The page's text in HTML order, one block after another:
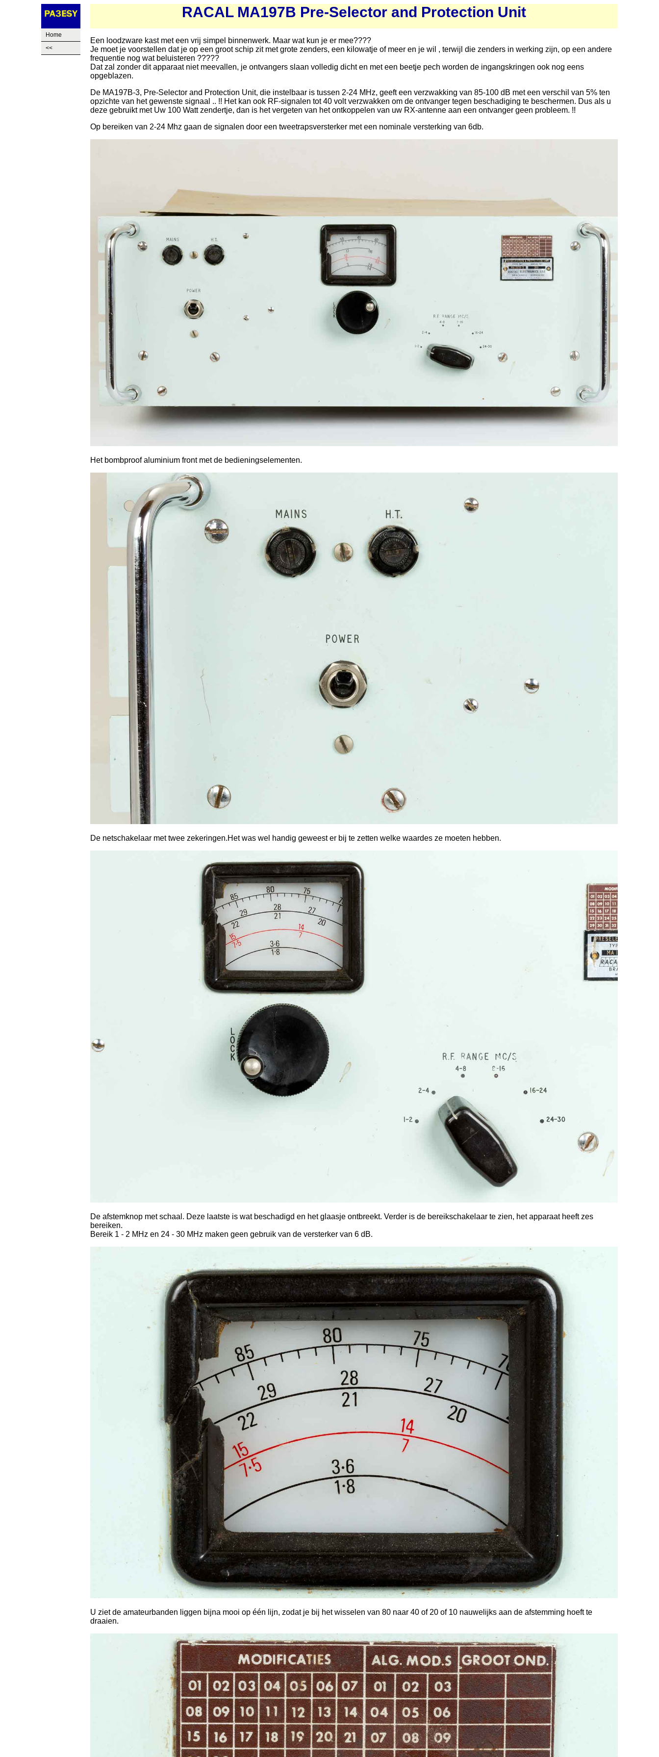
RACAL MA197B Pre-Selector and Protection Unit
Home
<<
Een loodzware kast met een vrij simpel binnenwerk. Maar wat kun je er mee????
Je moet je voorstellen dat je op een groot schip zit met grote zenders, een kilowatje of meer en je wil , terwijl die zenders in werking zijn, op een andere
frequentie nog wat beluisteren ?????
Dat zal zonder dit apparaat niet meevallen, je ontvangers slaan volledig dicht en met een beetje pech worden de ingangskringen ook nog eens
opgeblazen.
De MA197B-3, Pre-Selector and Protection Unit, die instelbaar is tussen 2-24 MHz, geeft een verzwakking van 85-100 dB met een verschil van 5% ten
opzichte van het gewenste signaal .. !! Het kan ook RF-signalen tot 40 volt verzwakken om de ontvanger tegen beschadiging te beschermen. Dus als u
deze gebruikt met Uw 100 Watt zendertje, dan is het vergeten van het ontkoppelen van uw RX-antenne aan een ontvanger geen probleem. !!
Op bereiken van 2-24 Mhz gaan de signalen door een tweetrapsversterker met een nominale versterking van 6db.
Het bombproof aluminium front met de bedieningselementen.
De netschakelaar met twee zekeringen.Het was wel handig geweest er bij te zetten welke waardes ze moeten hebben.
De afstemknop met schaal. Deze laatste is wat beschadigd en het glaasje ontbreekt. Verder is de bereikschakelaar te zien, het apparaat heeft zes
bereiken.
Bereik 1 - 2 MHz en 24 - 30 MHz maken geen gebruik van de versterker van 6 dB.
U ziet de amateurbanden liggen bijna mooi op één lijn, zodat je bij het wisselen van 80 naar 40 of 20 of 10 nauwelijks aan de afstemming hoeft te
draaien.